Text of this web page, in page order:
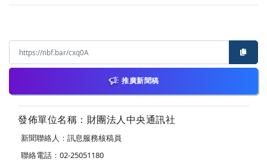
推廣新聞稿
發佈單位名稱：財團法人中央通訊社
新聞聯絡人：訊息服務核稿員
聯絡電話：02-25051180